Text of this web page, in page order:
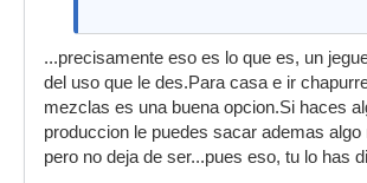
...precisamente eso es lo que es, un
del uso que le des.Para casa e ir
mezclas es una buena opcion.Si haces
produccion le puedes sacar ademas algo
pero no deja de ser...pues eso, tu lo has